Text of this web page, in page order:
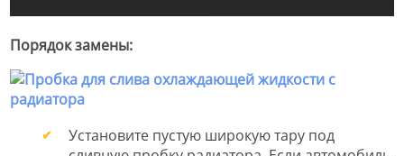
Порядок замены:
Установите пустую широкую тару под